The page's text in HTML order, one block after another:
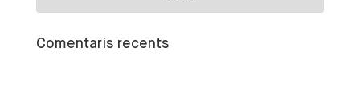
Comentaris recents